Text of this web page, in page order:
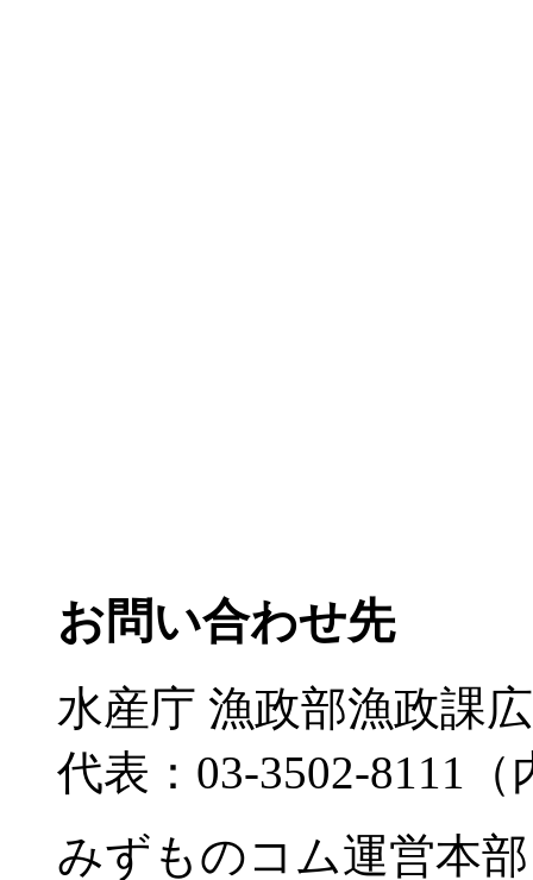
お問い合わせ先
水産庁 漁政部漁政課
代表：03-3502-8111（
みずものコム運営本部